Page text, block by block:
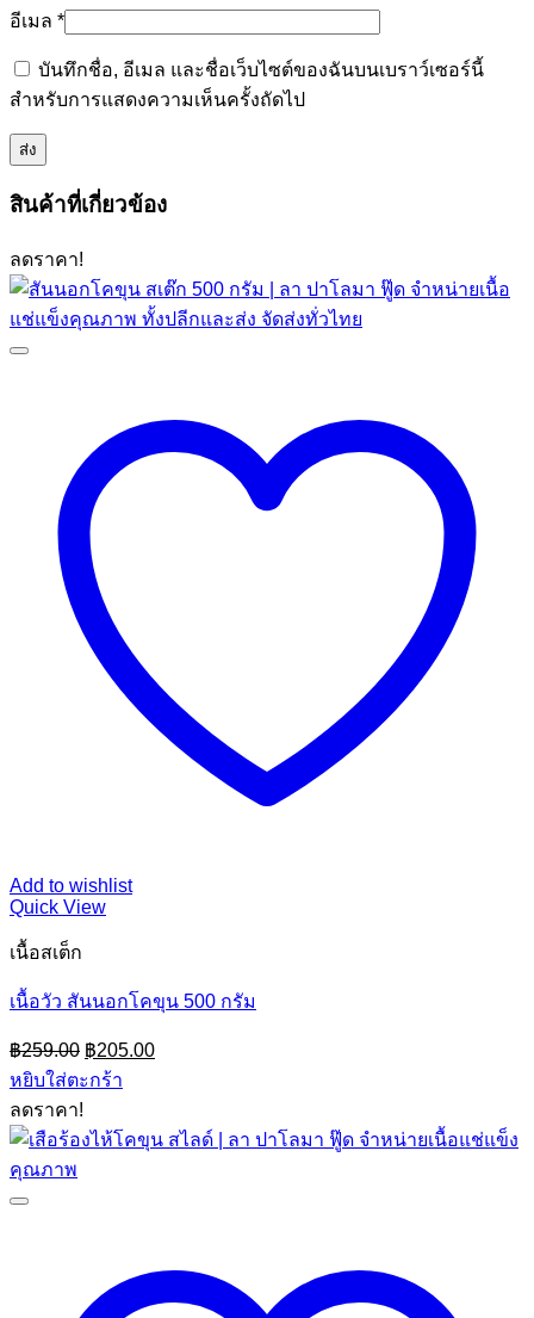
อีเมล *
บันทึกชื่อ, อีเมล และชื่อเว็บไซต์ของฉันบนเบราว์เซอร์นี้
สำหรับการแสดงความเห็นครั้งถัดไป
สินค้าที่เกี่ยวข้อง
ลดราคา!
Add to wishlist
Quick View
เนื้อสเต็ก
เนื้อวัว สันนอกโคขุน 500 กรัม
฿259.00 Original
price
was:
฿205.00Current
price
หยิบใส่ตะกร้า
ลดราคา!